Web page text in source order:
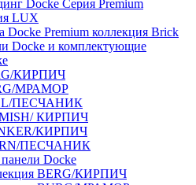
Docke Серия Premium
LUX
Docke Premium коллекция Brick
Docke и комплектующие
КИРПИЧ
МРАМОР
ПЕСЧАНИК
КИРПИЧ
КИРПИЧ
ПЕСЧАНИК
Docke
BERG/КИРПИЧ